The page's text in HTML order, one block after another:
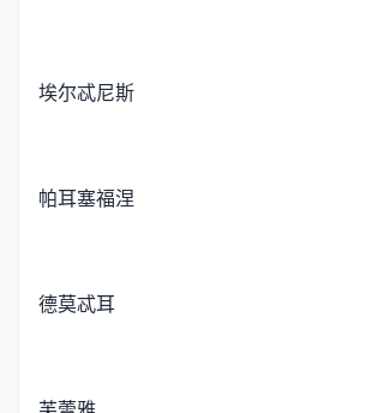
埃尔忒尼斯
帕耳塞福涅
德莫忒耳